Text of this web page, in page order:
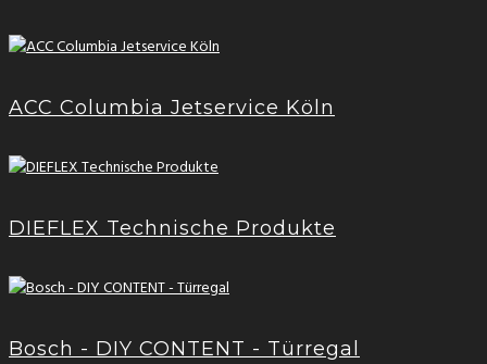
ACC Columbia Jetservice Köln
DIEFLEX Technische Produkte
Bosch - DIY CONTENT - Türregal